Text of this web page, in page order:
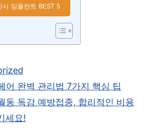
시 임플란트 BEST 5
어 완벽 관리법 7가지 핵심 팁
동 독감 예방접종, 합리적인 비용
세요!